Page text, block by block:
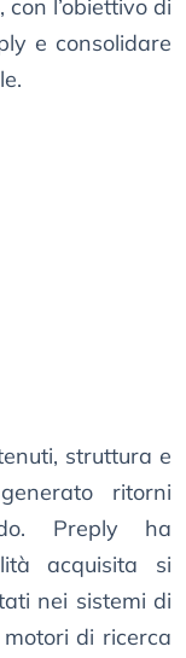
, con l’obiettivo di
e consolidare
struttura e
ritorni
Preply ha
acquisita si
nei sistemi di
di ricerca